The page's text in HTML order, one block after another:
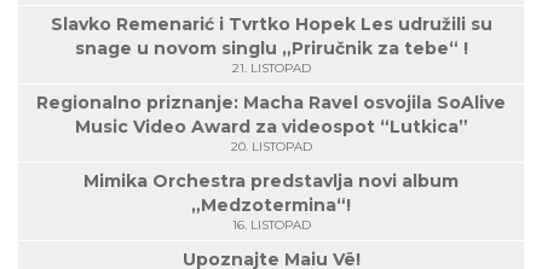
Slavko Remenarić i Tvrtko Hopek Les udružili su
snage u novom singlu „Priručnik za tebe“ !
21. LISTOPAD
Regionalno priznanje: Macha Ravel osvojila SoAlive
Music Video Award za videospot “Lutkica”
20. LISTOPAD
Mimika Orchestra predstavlja novi album
„Medzotermina“!
16. LISTOPAD
Upoznajte Maiu Vë!